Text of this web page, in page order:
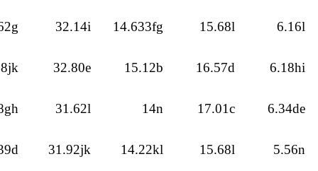
6.16l
15.68l
14.633fg
32.14i
6.18hi
16.57d
15.12b
32.80e
6.34de
17.01c
14n
31.62l
5.56n
15.68l
14.22kl
31.92jk